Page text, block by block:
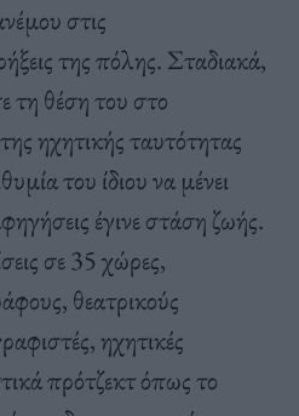
στις
της πόλης. Σταδιακά,
τη θέση του στο
ηχητικής ταυτότητας
του ίδιου να μένει
έγινε στάση ζωής.
σε 35 χώρες,
θεατρικούς
ηχητικές
πρότζεκτ όπως το